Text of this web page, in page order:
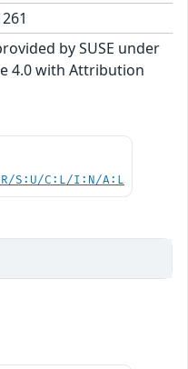
by SUSE under
4.0 with Attribution
S:U/C:L/I:N/A:L